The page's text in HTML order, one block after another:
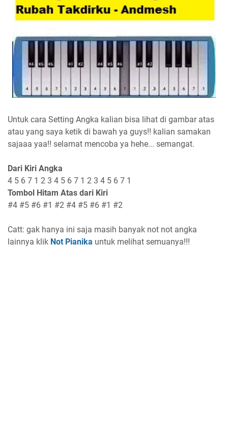
Untuk cara Setting Angka kalian bisa lihat di gambar atas
atau yang saya ketik di bawah ya guys!! kalian samakan
sajaaa yaa!! selamat mencoba ya hehe... semangat.
Dari Kiri Angka
4 5 6 7 1 2 3 4 5 6 7 1 2 3 4 5 6 7 1
Tombol Hitam Atas dari Kiri
#4 #5 #6 #1 #2 #4 #5 #6 #1 #2
Catt: gak hanya ini saja masih banyak not not angka
lainnya klik Not Pianika untuk melihat semuanya!!!